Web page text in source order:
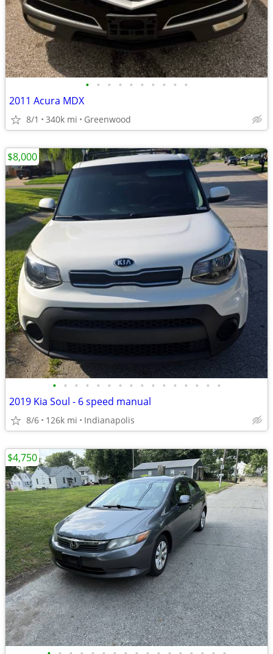
• • • • • • • • • •
2011 Acura MDX
8/1 340k mi Greenwood
• • • • • • • • • • • • • • • •
2019 Kia Soul - 6 speed manual
8/6 126k mi Indianapolis
$8,000
$4,750